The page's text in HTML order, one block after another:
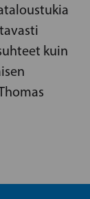
kuin